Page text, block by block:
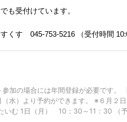
も受付けています。
くす 045-753-5216 （受付時間